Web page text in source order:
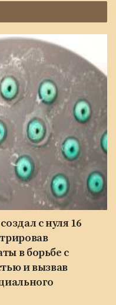
с нуля 16
в борьбе с
и вызвав